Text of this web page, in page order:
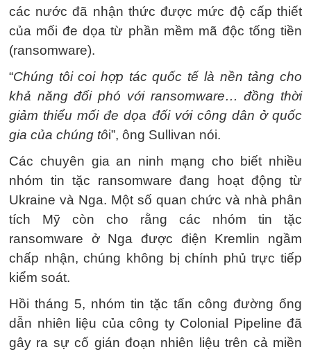
các nước đã nhận thức được mức độ cấp thiết
của mối đe dọa từ phần mềm mã độc tống tiền
(ransomware).
“Chúng tôi coi hợp tác quốc tế là nền tảng cho
khả năng đối phó với ransomware… đồng thời
giảm thiểu mối đe dọa đối với công dân ở quốc
gia của chúng tôi”, ông Sullivan nói.
Các chuyên gia an ninh mạng cho biết nhiều
nhóm tin tặc ransomware đang hoạt động từ
Ukraine và Nga. Một số quan chức và nhà phân
tích Mỹ còn cho rằng các nhóm tin tặc
ransomware ở Nga được điện Kremlin ngầm
chấp nhận, chúng không bị chính phủ trực tiếp
kiểm soát.
Hồi tháng 5, nhóm tin tặc tấn công đường ống
dẫn nhiên liệu của công ty Colonial Pipeline đã
gây ra sự cố gián đoạn nhiên liệu trên cả miền